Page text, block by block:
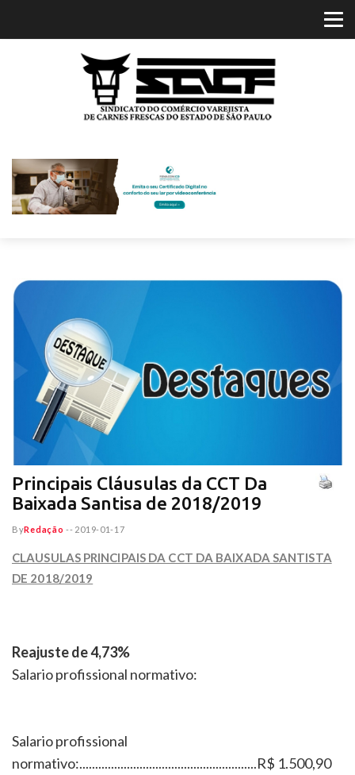
Principais Cláusulas da CCT Da
Baixada Santisa de 2018/2019
ByRedação -- 2019-01-17
CLAUSULAS PRINCIPAIS DA CCT DA BAIXADA SANTISTA
DE 2018/2019
Reajuste de 4,73%
Salario profissional normativo:
Salario profissional
normativo:........................................................R$ 1.500,90